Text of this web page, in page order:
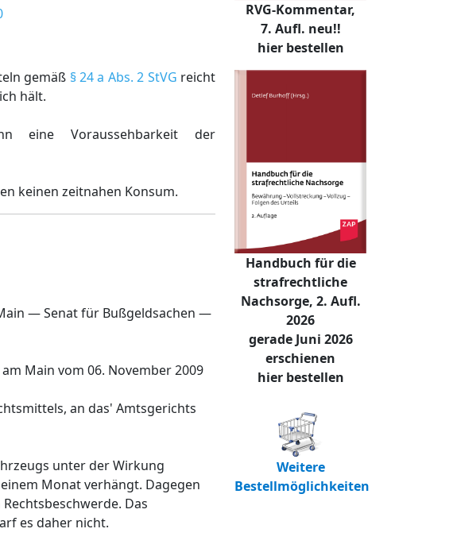
gemäß § 24 a Abs. 2 StVG reicht
hält.
eine Voraussehbarkeit der
keinen zeitnahen Konsum.
— Senat für Bußgeldsachen —
Main vom 06. November 2009
an das' Amtsgerichts
unter der Wirkung
Monat verhängt. Dagegen
Das
es daher nicht.
RVG-Kommentar,
7. Aufl. neu!!
hier bestellen
Handbuch für die
strafrechtliche
Nachsorge, 2. Aufl.
2026
gerade Juni 2026
erschienen
hier bestellen
Weitere
Bestellmöglichkeiten